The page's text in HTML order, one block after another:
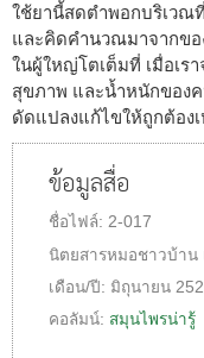
ใช้ยานี้สดตำพอกบริเวณ
และคิดคำนวณมาจากขอ
ในผู้ใหญ่โตเต็มที่ เมื่อเร
สุขภาพ และน้ำหนักของ
ดัดแปลงแก้ไขให้ถูกต้อง
ข้อมูลสื่อ
ชื่อไฟล์: 2-017
นิตยสารหมอชาวบ้าน
เดือน/ปี: มิถุนายน
คอลัมน์: สมุนไพรน่ารู้